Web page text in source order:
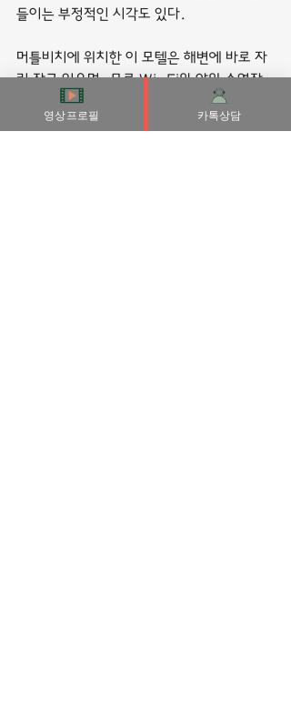
들이는 부정적인 시각도 있다.
머틀비치에 위치한 이 모텔은 해변에 바로 자
리 잡고 있으며, 무료 Wi-Fi와 야외 수영장
을 갖추고 있습니다. 이 모텔은 머틀 비치 국
제공항에서 차로 10분, 탠저 아울렛...
영상프로필 카톡상담